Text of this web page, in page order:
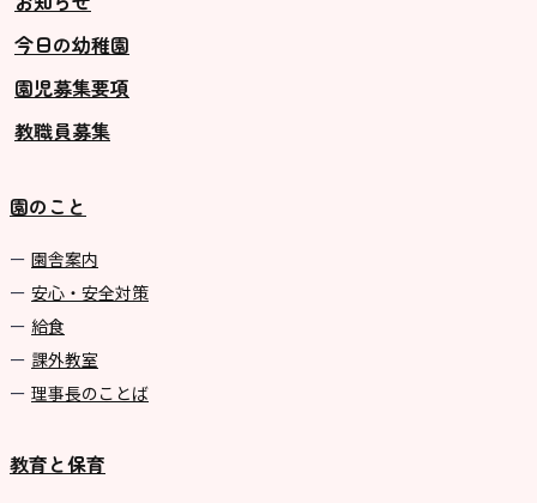
今日の幼稚園
園児募集要項
教職員募集
園のこと
園舎案内
安心・安全対策
給食
課外教室
理事長のことば
教育と保育